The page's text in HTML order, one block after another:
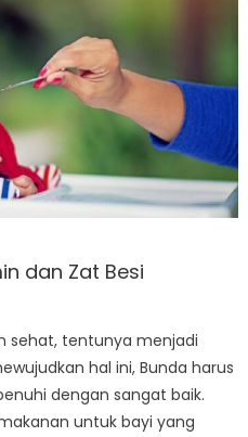
dan Zat Besi
sehat, tentunya menjadi
hal ini, Bunda harus
dengan sangat baik.
untuk bayi yang